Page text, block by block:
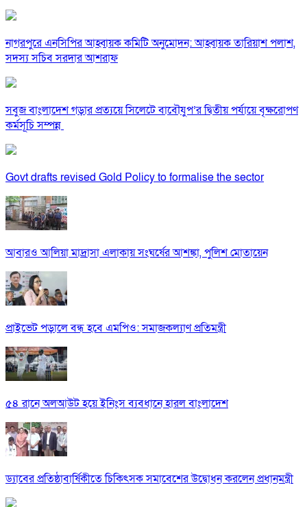
নাগরপুরে এনসিপির আহ্বায়ক কমিটি অনুমোদন: আহ্বায়ক তারিয়াশ পলাশ,
সদস্য সচিব সরদার আশরাফ
সবুজ বাংলাদেশ গড়ার প্রত্যয়ে সিলেটে বাবৌযুপ’র দ্বিতীয় পর্যায়ে বৃক্ষরোপণ
কর্মসূচি সম্পন্ন
Govt drafts revised Gold Policy to formalise the sector
আবারও আলিয়া মাদ্রাসা এলাকায় সংঘর্ষের আশঙ্কা, পুলিশ মোতায়েন
প্রাইভেট পড়ালে বন্ধ হবে এমপিও: সমাজকল্যাণ প্রতিমন্ত্রী
৫৪ রানে অলআউট হয়ে ইনিংস ব্যবধানে হারল বাংলাদেশ
ড্যাবের প্রতিষ্ঠাবার্ষিকীতে চিকিৎসক সমাবেশের উদ্বোধন করলেন প্রধানমন্ত্রী